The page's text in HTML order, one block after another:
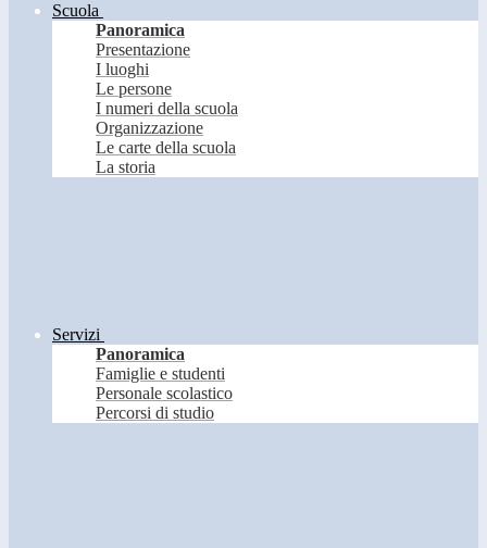
Scuola
Panoramica
Presentazione
I luoghi
Le persone
I numeri della scuola
Organizzazione
Le carte della scuola
La storia
Servizi
Panoramica
Famiglie e studenti
Personale scolastico
Percorsi di studio